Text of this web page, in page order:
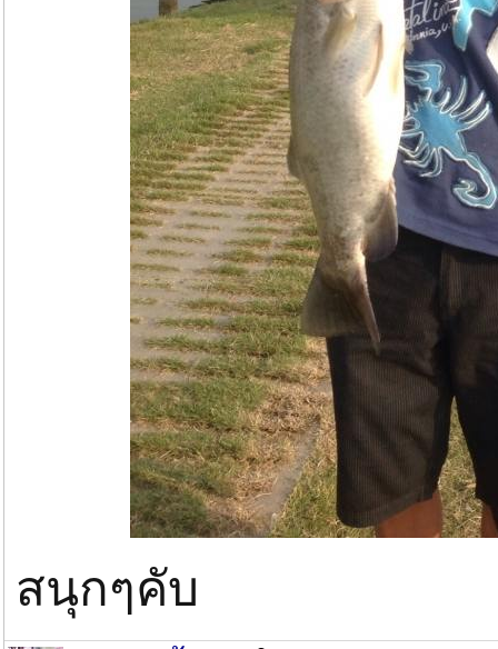
สนุกๆคับ